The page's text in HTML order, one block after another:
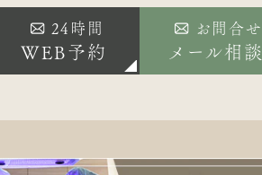
24時間
WEB予約
お問合せ
メール相談